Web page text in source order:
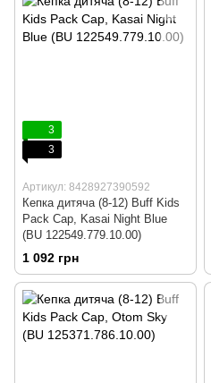
3
3
Артикул: 8428927390592
Кепка дитяча (8-12) Buff Kids
Pack Cap, Kasai Night Blue
(BU 122549.779.10.00)
1 092 грн